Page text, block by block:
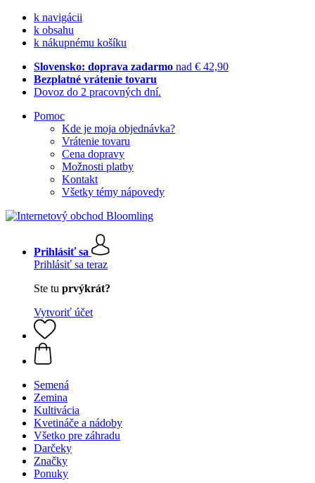
k navigácii
k obsahu
k nákupnému košíku
Slovensko: doprava zadarmo nad € 42,90
Bezplatné vrátenie tovaru
Dovoz do 2 pracovných dní.
Pomoc
Kde je moja objednávka?
Vrátenie tovaru
Cena dopravy
Možnosti platby
Kontakt
Všetky témy nápovedy
Prihlásiť sa
Prihlásiť sa teraz
Ste tu prvýkrát?
Vytvoriť účet
Semená
Zemina
Kultivácia
Kvetináče a nádoby
Všetko pre záhradu
Darčeky
Značky
Ponuky